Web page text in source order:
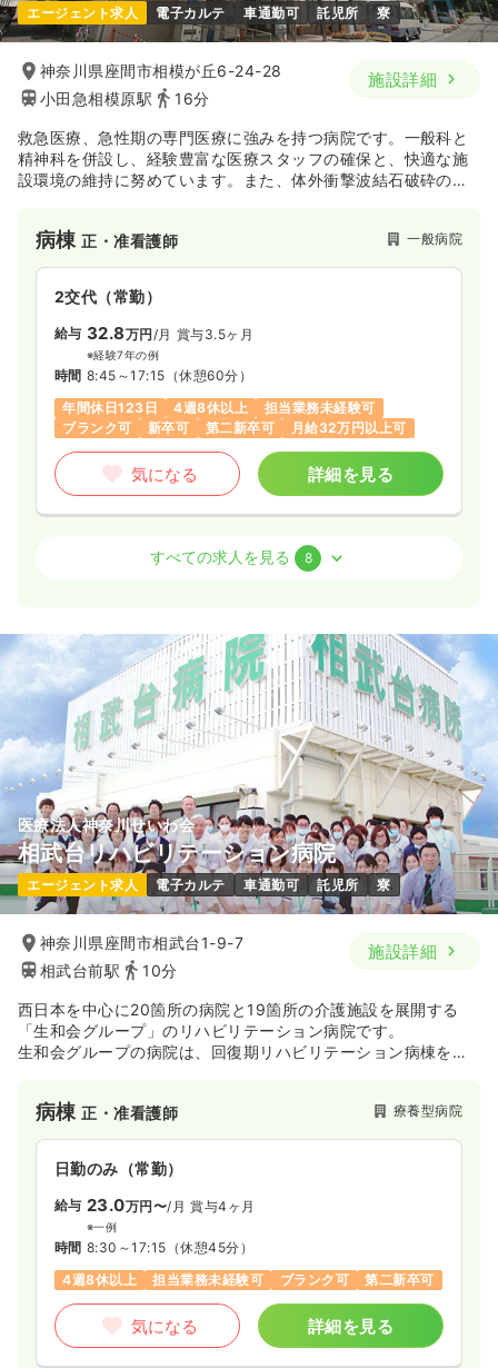
エージェント求人 電子カルテ 車通勤可 託児所 寮
神奈川県座間市相模が丘6-24-28
小田急相模原駅
16分
施設詳細
救急医療、急性期の専門医療に強みを持つ病院です。一般科と
精神科を併設し、経験豊富な医療スタッフの確保と、快適な施
設環境の維持に努めています。また、体外衝撃波結石破砕の分
病棟正・准看護師 一般病院
2交代（常勤）
給与 32.8万円 /月 賞与3.5ヶ月
※経験7年の例
時間 8:45～17:15 （休憩60分）
年間休日123日
4週8休以上
担当業務未経験可
ブランク可
新卒可 第二新卒可 月給32万円以上可
気になる 詳細を見る
給与 25.6 万円〜/月 賞与3.5ヶ月
※経験11年の例
時間 8:45～17:15
年間休日123日
4週8休以上
担当業務未経験可
ブランク可
月給25万円以上可
気になる 詳細を見る
2交代（常勤）
給与 33.4万円〜/月 賞与3.5ヶ月
※経験5年の例
時間 8:45～17:15
年間休日123日
ブランク可
月給34万円以上可
気になる 詳細を見る
日勤のみ（パート）
給与 時給1,650円〜
時間 8:45～17:15
担当業務未経験可
ブランク可
気になる 詳細を見る
すべての求人を見る 8
医療法人神奈川せいわ会
相武台リハビリテーション病院
エージェント求人 電子カルテ 車通勤可 託児所 寮
神奈川県座間市相武台1-9-7
相武台前駅
10分
施設詳細
西日本を中心に20箇所の病院と19箇所の介護施設を展開する
「生和会グループ」のリハビリテーション病院です。
生和会グループの病院は、回復期リハビリテーション病棟をメ
相武台リハビリテーション病院では、地域密着型の病院として
多職種が連携し、心身ともに回復した状態でご自宅や社会に復
帰できるよう集中的にサポートを行っています。
病棟正・准看護師 療養型病院
日勤のみ（常勤）
給与 23.0万円〜/月 賞与4ヶ月
※一例
時間 8:30～17:15 （休憩45分）
4週8休以上
担当業務未経験可 ブランク可 第二新卒可
気になる 詳細を見る